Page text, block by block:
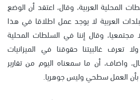
المحلية العربية، وقال، اعتقد أن الوضع
العربية لا يوجد عمل اطلاقا في هذا
مجتمعيا، وقال إننا في السلطات المحلية
تعرف غالبيتنا حقوقنا في الميزانيات
واضاف، أن ما سمعناه اليوم من تقارير
بأن العمل سطحي وليس جوهريا.